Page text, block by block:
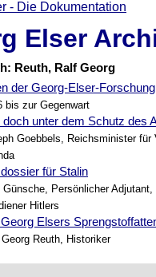
Elser
Reuth, Ralf Georg
der Georg-Elser-Forschung
bis zur Gegenwart
doch unter dem Schutz des
Goebbels, Reichsminister für
für Stalin
Günsche, Persönlicher Adjutant,
Hitlers
Elsers
Reuth, Historiker